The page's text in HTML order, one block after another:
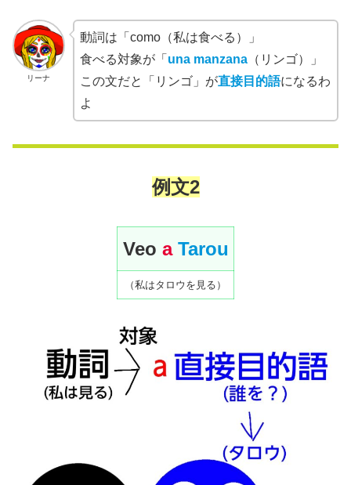
リーナ
動詞は「como（私は食べる）」
食べる対象が「 una manzana（リンゴ）」
この文だと「リンゴ」が直接目的語になるわ
よ
例文2
Veo a Tarou
（私はタロウを見る）